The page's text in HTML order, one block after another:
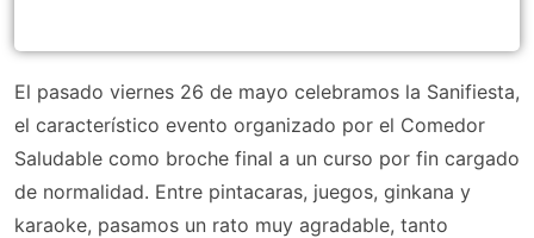
El pasado viernes 26 de mayo celebramos la Sanifiesta,
el característico evento organizado por el Comedor
Saludable como broche final a un curso por fin cargado
de normalidad. Entre pintacaras, juegos, ginkana y
karaoke, pasamos un rato muy agradable, tanto